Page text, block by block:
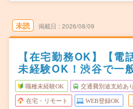
未読 掲載日 2026/08/09
【在宅勤務OK】【電
未経験OK！渋谷で一
職種未経験OK 交通費別途支給あり
在宅・リモート WEB登録OK